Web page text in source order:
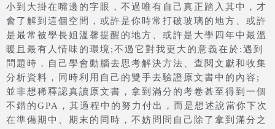
小到大掛在嘴邊的字眼，不過唯有自己真正踏入其中，才
會了解到這個空間，或許是你時常打破玻璃的地方、或許
是最常被學長姐溫馨提醒的地方、或許是大學四年中最溫
暖且最有人情味的環境;不過它對我更大的意義在於:遇到
問題時，自己學會動腦去思考解決方法、查閱文獻和收集
分析資料，同時利用自己的雙手去驗證原文書中的內容;
並非想稀釋認真讀原文書，拿到滿分的考卷甚至得到一個
不錯的GPA，其過程中的努力付出，而是想述說當你下次
在準備期中、期末的同時，不妨問問自己除了拿到滿分之